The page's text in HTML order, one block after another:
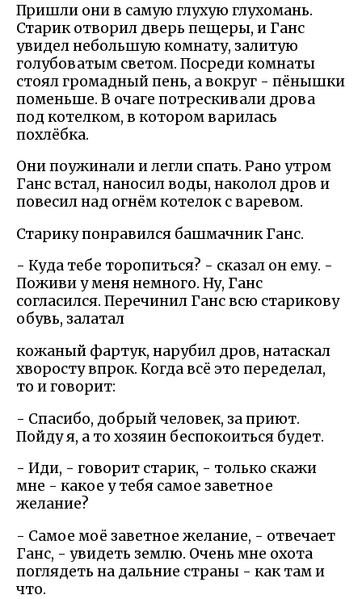
Пришли они в самую глухую глухомань.
Старик отворил дверь пещеры, и Ганс
увидел небольшую комнату, залитую
голубоватым светом. Посреди комнаты
стоял громадный пень, а вокруг - пёнышки
поменьше. В очаге потрескивали дрова
под котелком, в котором варилась
похлёбка.
Они поужинали и легли спать. Рано утром
Ганс встал, наносил воды, наколол дров и
повесил над огнём котелок с варевом.
Старику понравился башмачник Ганс.
- Куда тебе торопиться? - сказал он ему. -
Поживи у меня немного. Ну, Ганс
согласился. Перечинил Ганс всю старикову
обувь, залатал
кожаный фартук, нарубил дров, натаскал
хворосту впрок. Когда всё это переделал,
то и говорит:
- Спасибо, добрый человек, за приют.
Пойду я, а то хозяин беспокоиться будет.
- Иди, - говорит старик, - только скажи
мне - какое у тебя самое заветное
желание?
- Самое моё заветное желание, - отвечает
Ганс, - увидеть землю. Очень мне охота
поглядеть на дальние страны - как там и
что.